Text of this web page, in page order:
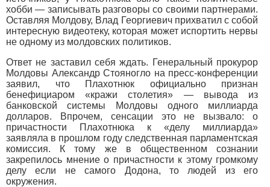
хобби — записывать разговоры со своими партнерами.
Оставляя Молдову, Влад Георгиевич прихватил с собой
интересную видеотеку, которая может испортить нервы
не одному из молдовских политиков.
Ответ не заставил себя ждать. Генеральный прокурор
Молдовы Александр Стояногло на пресс-конференции
заявил, что Плахотнюк официально признан
бенефициаром «кражи столетия» — вывода из
банковской системы Молдовы одного миллиарда
долларов. Впрочем, сенсации это не вызвало: о
причастности Плахотнюка к «делу миллиарда»
заявляла в прошлом году следственная парламентская
комиссия. К тому же в общественном сознании
закрепилось мнение о причастности к этому громкому
делу если не самого Додона, то людей из его
окружения.